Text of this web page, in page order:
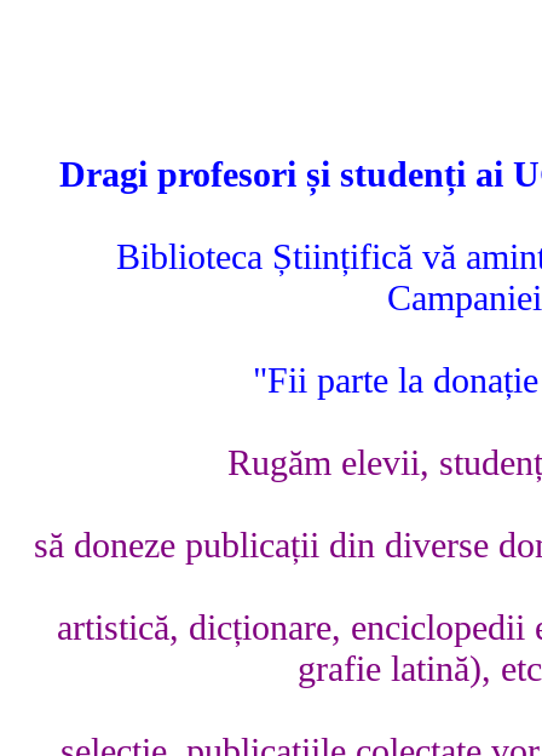
Dragi profesori și studenți ai
Biblioteca Științifică vă
"Fii parte la
Rugăm elevii,
să doneze publicații din diverse
artistică, dicționare, enciclopedii
grafie latină),